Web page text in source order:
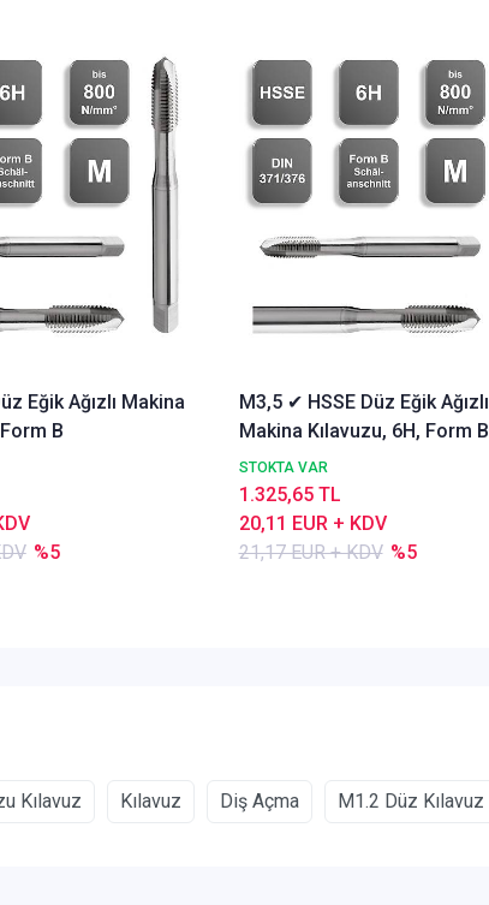
Eğik Ağızlı Makina
B
%5
M3,5 ✔ HSSE Düz Eğik Ağızlı
Makina Kılavuzu, 6H, Form B
STOKTA VAR
21,17 EUR + KDV %5
20,11 EUR + KDV
1.325,65 TL
Kılavuz Kılavuz Diş Açma M1.2 Düz Kılavuz